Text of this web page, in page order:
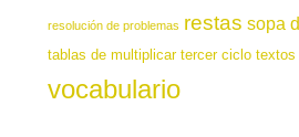
resolución de problemas restas sopa
tablas de multiplicar tercer ciclo textos
vocabulario